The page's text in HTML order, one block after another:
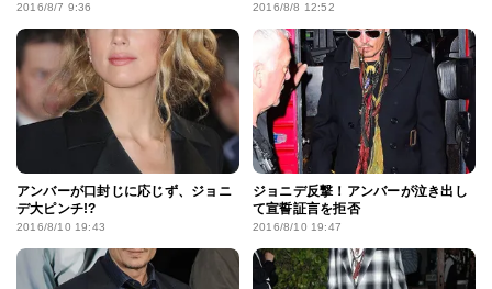
2016/8/7 9:36 2016/8/8 12:52
アンバーが口封じに応じず、ジョニ
デ大ピンチ!?
2016/8/10 19:43
ジョニデ反撃！アンバーが泣き出し
て宣誓証言を拒否
2016/8/10 19:47